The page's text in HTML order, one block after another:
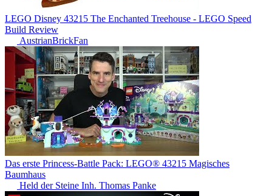
LEGO Disney 43215 The Enchanted Treehouse - LEGO Speed
Build Review
AustrianBrickFan
Das erste Princess-Battle Pack: LEGO® 43215 Magisches
Baumhaus
Held der Steine Inh. Thomas Panke